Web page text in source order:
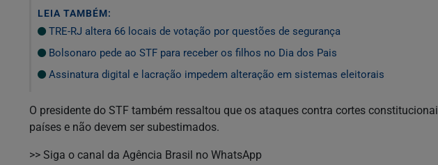
LEIA TAMBÉM:
TRE-RJ altera 66 locais de votação por questões de segurança
Bolsonaro pede ao STF para receber os filhos no Dia dos Pais
Assinatura digital e lacração impedem alteração em sistemas eleitorais
O presidente do STF também ressaltou que os ataques contra cortes
países e não devem ser subestimados.
>> Siga o canal da Agência Brasil no WhatsApp